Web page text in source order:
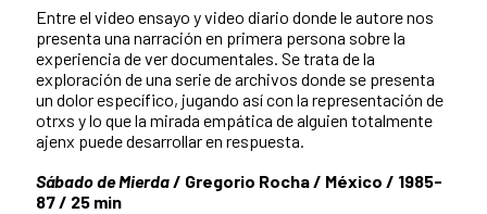
Entre el video ensayo y video diario donde le autore nos
presenta una narración en primera persona sobre la
experiencia de ver documentales. Se trata de la
exploración de una serie de archivos donde se presenta
un dolor específico, jugando así con la representación de
otrxs y lo que la mirada empática de alguien totalmente
ajenx puede desarrollar en respuesta.
Sábado de Mierda/ Gregorio Rocha / México / 1985-
87 / 25 min